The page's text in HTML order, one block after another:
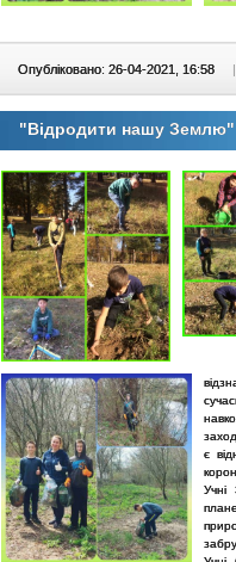
Опубліковано: 26-04-2021, 16:58 |
"Відродити нашу Землю"
є
Учні